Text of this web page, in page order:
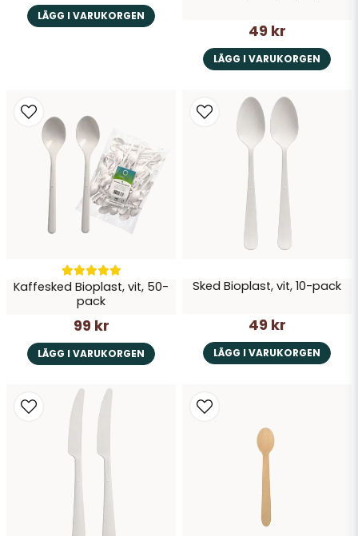
LÄGG I VARUKORGEN
49 kr
LÄGG I VARUKORGEN
Kaffesked Bioplast, vit, 50-
pack
99 kr
LÄGG I VARUKORGEN
Sked Bioplast, vit, 10-pack
49 kr
LÄGG I VARUKORGEN